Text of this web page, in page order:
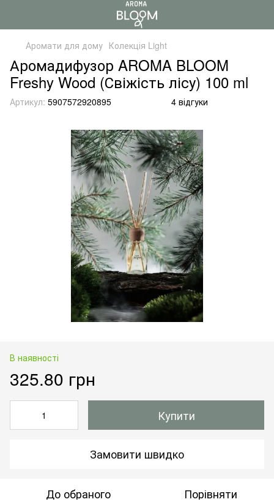
Аромати для дому Колекція Light
Аромадифузор AROMA BLOOM
Freshy Wood (Свіжість лісу) 100 ml
Артикул: 5907572920895 4 відгуки
В наявності
325.80 грн
Купити
Замовити швидко
До обраного Порівняти